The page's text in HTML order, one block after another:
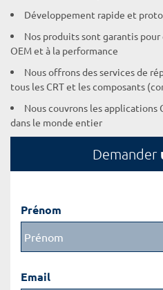
Développement rapide et
Nos produits sont garantis
OEM et à la performance
Nous offrons des services de
tous les CRT et les composants
Nous couvrons les
dans le monde entier
Demander
Prénom
Email